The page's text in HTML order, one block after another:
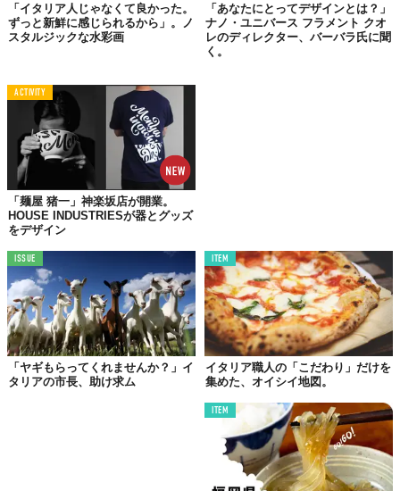
©ディサント株式会社
『Kimonissimo』
【公式サイト】https://shop.kimonissimo.com/
Top image: ©ディサント株式会社
TABI LABO
この世界は、もっと広いはずだ。
「イタリア人じゃなくて良かった。
ずっと新鮮に感じられるから」。ノ
スタルジックな水彩画
「あなたにとってデザインとは？」
ナノ・ユニバース フラメント クオ
レのディレクター、バーバラ氏に聞
く。
ACTIVITY
「麺屋 猪一」神楽坂店が開業。
HOUSE INDUSTRIESが器とグッズ
をデザイン
ISSUE
「ヤギもらってくれませんか？」イ
タリアの市長、助け求ム
ITEM
イタリア職人の「こだわり」だけを
集めた、オイシイ地図。
ITEM